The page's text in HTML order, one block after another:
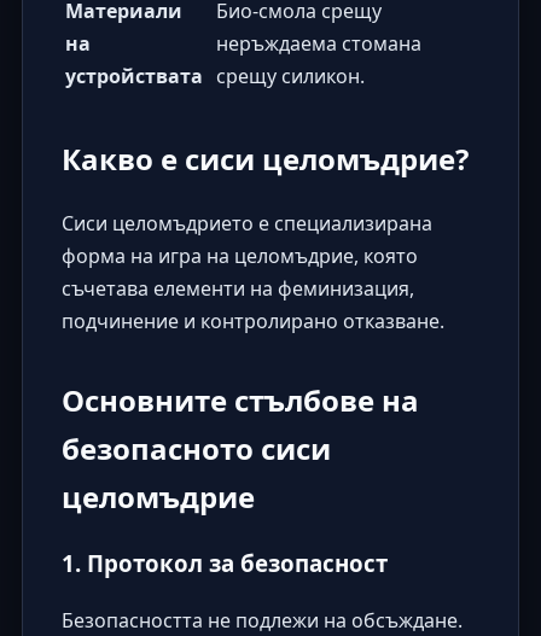
Материали
на
устройствата
Био-смола срещу
неръждаема стомана
срещу силикон.
Какво е сиси целомъдрие?
Сиси целомъдрието е специализирана
форма на игра на целомъдрие, която
съчетава елементи на феминизация,
подчинение и контролирано отказване.
Основните стълбове на
безопасното сиси
целомъдрие
1. Протокол за безопасност
Безопасността не подлежи на обсъждане.